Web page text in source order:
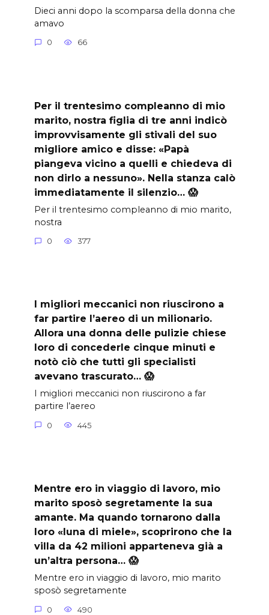
Dieci anni dopo la scomparsa della donna che
amavo
0 66
Per il trentesimo compleanno di mio
marito, nostra figlia di tre anni indicò
improvvisamente gli stivali del suo
migliore amico e disse: «Papà
piangeva vicino a quelli e chiedeva di
non dirlo a nessuno». Nella stanza calò
immediatamente il silenzio… 😱
Per il trentesimo compleanno di mio marito,
nostra
0 377
I migliori meccanici non riuscirono a
far partire l’aereo di un milionario.
Allora una donna delle pulizie chiese
loro di concederle cinque minuti e
notò ciò che tutti gli specialisti
avevano trascurato… 😱
I migliori meccanici non riuscirono a far
partire l’aereo
0 445
Mentre ero in viaggio di lavoro, mio
marito sposò segretamente la sua
amante. Ma quando tornarono dalla
loro «luna di miele», scoprirono che la
villa da 42 milioni apparteneva già a
un’altra persona… 😱
Mentre ero in viaggio di lavoro, mio marito
sposò segretamente
0 490